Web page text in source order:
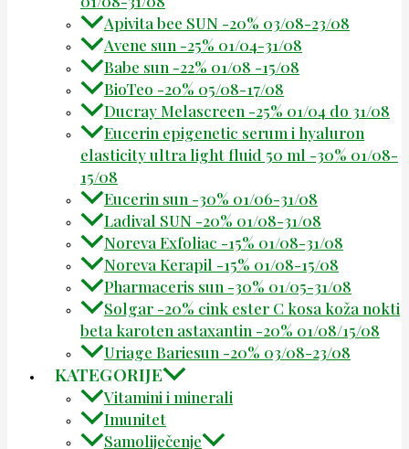
Apivita bee SUN -20% 03/08-23/08
Avene sun -25% 01/04-31/08
Babe sun -22% 01/08 -15/08
BioTeo -20% 05/08-17/08
Ducray Melascreen -25% 01/04 do 31/08
Eucerin epigenetic serum i hyaluron
elasticity ultra light fluid 50 ml -30% 01/08-
15/08
Eucerin sun -30% 01/06-31/08
Ladival SUN -20% 01/08-31/08
Noreva Exfoliac -15% 01/08-31/08
Noreva Kerapil -15% 01/08-15/08
Pharmaceris sun -30% 01/05-31/08
Solgar -20% cink ester C kosa koža nokti
beta karoten astaxantin -20% 01/08/15/08
Uriage Bariesun -20% 03/08-23/08
KATEGORIJE
Vitamini i minerali
Imunitet
Samoliječenje